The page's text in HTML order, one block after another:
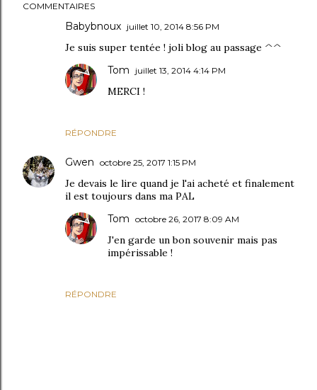
COMMENTAIRES
Babybnoux juillet 10, 2014 8:56 PM
Je suis super tentée ! joli blog au passage ^^
RÉPONDRE
Tom juillet 13, 2014 4:14 PM
MERCI !
Gwen octobre 25, 2017 1:15 PM
Je devais le lire quand je l'ai acheté et finalement
il est toujours dans ma PAL
RÉPONDRE
Tom octobre 26, 2017 8:09 AM
J'en garde un bon souvenir mais pas
impérissable !